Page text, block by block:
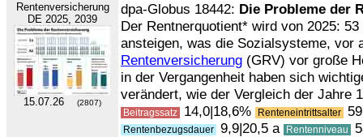
Rentenversicherung
DE 2025, 2039
15.07.26 (2807)
dpa-Globus 18442: Die Probleme der
Der Rentnerquotient* wird von 2025:
ansteigen, was die Sozialsysteme, vor
Rentenversicherung (GRV) vor große
in der Vergangenheit haben sich
verändert, wie der Vergleich der Jahre
Beitragssatz 14,0|18,6% Renteneintrittsalter
Rentenbezugsdauer 9,9|20,5 a Rentenniveau